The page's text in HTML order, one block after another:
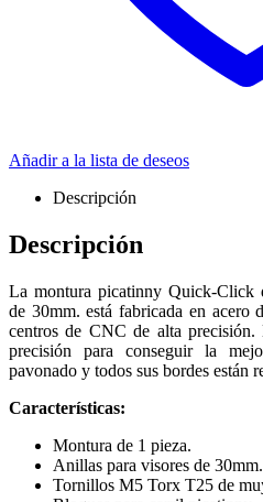
Añadir a la lista de deseos
Descripción
Descripción
La montura picatinny Quick-
de 30mm. está fabricada en acero
centros de CNC de alta precisión.
precisión para conseguir la
pavonado y todos sus bordes están
Características:
Montura de 1 pieza.
Anillas para visores de 30mm.
Tornillos M5 Torx T25 de